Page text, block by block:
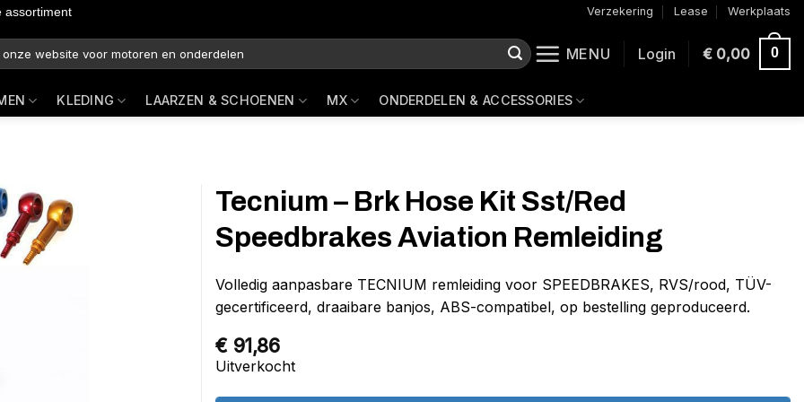
assortiment Verzekering Lease Werkplaats
MENU Login €0,00 0
KLEDING LAARZEN & SCHOENEN MX ONDERDELEN & ACCESSORIES
Tecnium – Brk Hose Kit Sst/Red
Speedbrakes Aviation Remleiding
Volledig aanpasbare TECNIUM remleiding voor SPEEDBRAKES, RVS/rood, TÜV-
gecertificeerd, draaibare banjos, ABS-compatibel, op bestelling geproduceerd.
€ 91,86
Uitverkocht